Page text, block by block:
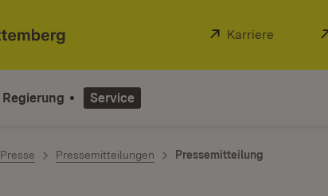
Extern:
Karriere (Öffnet
Regierung Service
Presse Pressemitteilungen Pressemitteilung